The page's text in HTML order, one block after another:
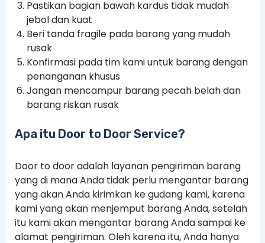
Pastikan bagian bawah kardus tidak mudah
jebol dan kuat
Beri tanda fragile pada barang yang mudah
rusak
Konfirmasi pada tim kami untuk barang dengan
penanganan khusus
Jangan mencampur barang pecah belah dan
barang riskan rusak
Apa itu Door to Door Service?
Door to door adalah layanan pengiriman barang
yang di mana Anda tidak perlu mengantar barang
yang akan Anda kirimkan ke gudang kami, karena
kami yang akan menjemput barang Anda, setelah
itu kami akan mengantar barang Anda sampai ke
alamat pengiriman. Oleh karena itu, Anda hanya